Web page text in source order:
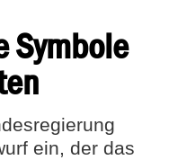
Symbole
ein, der das